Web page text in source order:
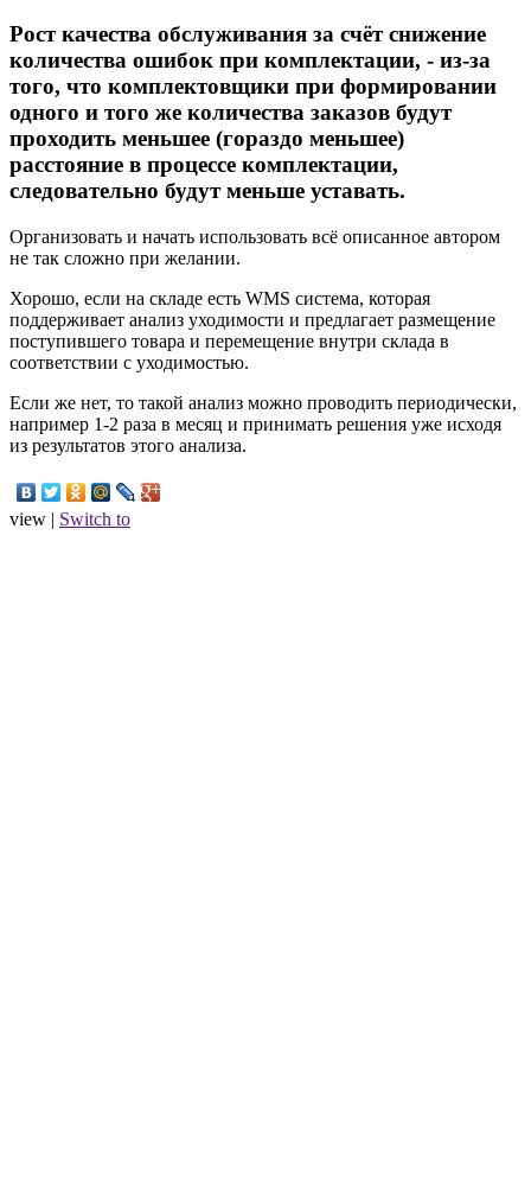
Рост качества обслуживания за счёт снижение
количества ошибок при комплектации, - из-за
того, что комплектовщики при формировании
одного и того же количества заказов будут
проходить меньшее (гораздо меньшее)
расстояние в процессе комплектации,
следовательно будут меньше уставать.
Организовать и начать использовать всё описанное автором
не так сложно при желании.
Хорошо, если на складе есть WMS система, которая
поддерживает анализ уходимости и предлагает размещение
поступившего товара и перемещение внутри склада в
соответствии с уходимостью.
Если же нет, то такой анализ можно проводить периодически,
например 1-2 раза в месяц и принимать решения уже исходя
из результатов этого анализа.
view | Switch to